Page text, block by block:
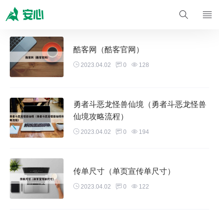
酷客网（酷客官网）
2023.04.02 0 128
勇者斗恶龙怪兽仙境（勇者斗恶龙怪兽
仙境攻略流程）
2023.04.02 0 194
传单尺寸（单页宣传单尺寸）
2023.04.02 0 122